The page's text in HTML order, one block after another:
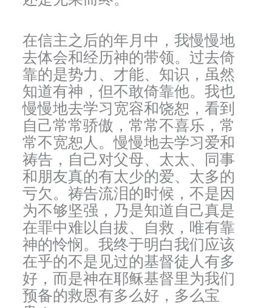
在信主之后的年月中，我慢慢地
去体会和经历神的带领。过去倚
靠的是势力、才能、知识，虽然
知道有神，但不敢倚靠他。我也
慢慢地去学习宽容和饶恕，看到
自己常常骄傲，常常不喜乐，常
常不宽恕人。慢慢地去学习爱和
祷告，自己对父母、太太、同事
和朋友真的有太少的爱、太多的
亏欠。祷告流泪的时候，不是因
为不够坚强，乃是知道自己真是
在罪中难以自拔、自救，唯有靠
神的怜悯。我终于明白我们应该
在乎的不是见过的基督徒人有多
好，而是神在耶稣基督里为我们
预备的救恩有多么好，多么宝